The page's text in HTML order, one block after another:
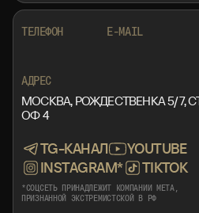
ТЕЛЕФОН E-MAIL
АДРЕС
МОСКВА, РОЖДЕСТВЕНКА 5/7,
ОФ 4
TG-КАНАЛ
YOUTUBE
INSTAGRAM*
TIKTOK
*СОЦСЕТЬ ПРИНАДЛЕЖИТ КОМПАНИИ META,
ПРИЗНАННОЙ ЭКСТРЕМИСТСКОЙ В РФ